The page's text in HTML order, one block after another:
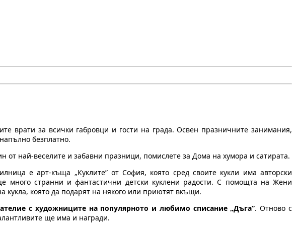
врати за всички габровци и гости на града. Освен празничните занимания,
безплатно.
от най-веселите и забавни празници, помислете за Дома на хумора и сатирата.
е арт-къща „Куклите” от София, която сред своите кукли има авторски
много странни и фантастични детски куклени радости. С помощта на Жени
кукла, която да подарят на някого или приютят вкъщи.
с художниците на популярното и любимо списание „Дъга”. Отново с
ще има и награди.